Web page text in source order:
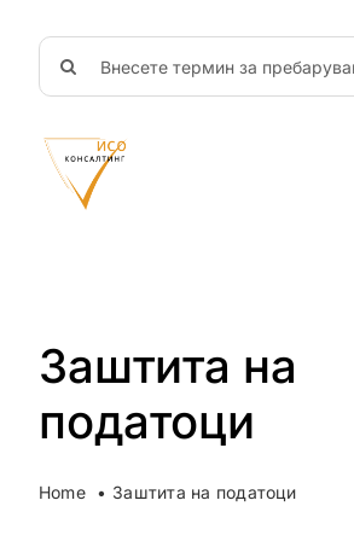
content
Search
for:
ЧППрашања
Соработка
Заштита на
податоци
Home Заштита на податоци